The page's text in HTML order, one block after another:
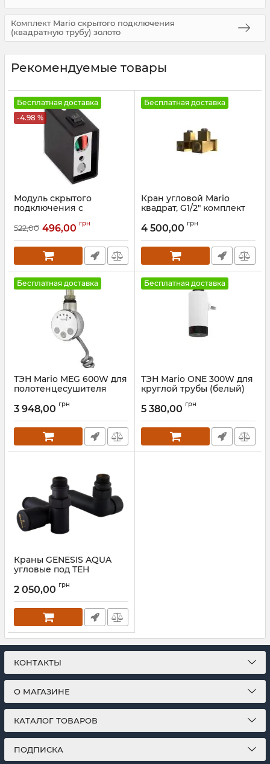
Комплект Mario скрытого подключения
(квадратную трубу) золото
Рекомендуемые товары
Бесплатная доставка
-4.98 %
Модуль скрытого
подключения с
Артикул:73207636
522,00 496,00 грн
Бесплатная доставка
Кран угловой Mario
квадрат, G1/2" комплект
Артикул:4.0.0201.56.P-G
4 500,00 грн
Бесплатная доставка
ТЭН Mario MEG 600W для
полотенцесушителя
Артикул:5.0.1006.0.P-BM
3 948,00 грн
Бесплатная доставка
ТЭН Mario ONE 300W для
круглой трубы (белый)
5 380,00 грн
Краны GENESIS AQUA
угловые под ТЕН
2 050,00 грн
КОНТАКТЫ
О МАГАЗИНЕ
КАТАЛОГ ТОВАРОВ
ПОДПИСКА